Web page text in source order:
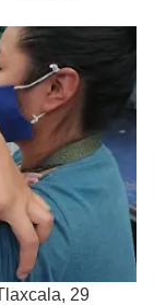
29